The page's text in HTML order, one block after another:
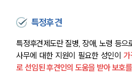
특정후견
특정후견제도란 질병, 장애, 노령 등으
사무에 대한 지원이 필요한 성인이
로 선임된 후견인의 도움을 받아 보호